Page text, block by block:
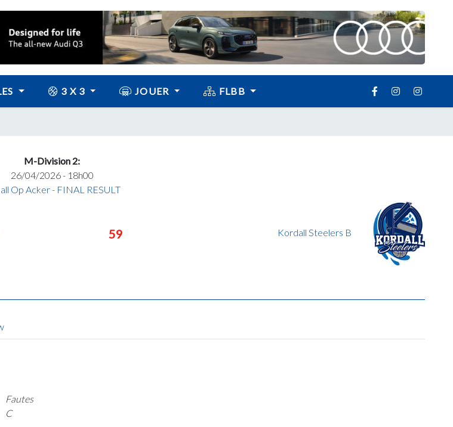
3 X 3 JOUER FLBB
M-Division 2:
26/04/2026 - 18h00
Op Acker - FINAL RESULT
59 Kordall Steelers B
Fautes
C